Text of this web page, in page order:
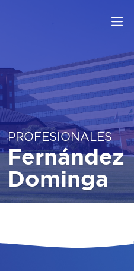
PROFESIONALES
Fernández
Dominga